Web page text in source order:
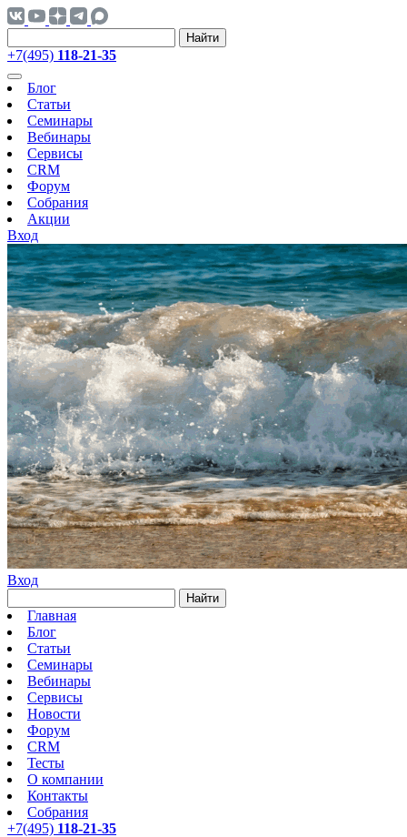
Найти
+7(495) 118-21-35
Блог
Статьи
Семинары
Вебинары
Сервисы
CRM
Форум
Собрания
Акции
Вход
Вход
Найти
Главная
Блог
Статьи
Семинары
Вебинары
Сервисы
Новости
Форум
CRM
Тесты
О компании
Контакты
Собрания
+7(495) 118-21-35